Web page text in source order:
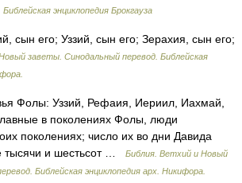
Библейская энциклопедия Брокгауза
сын его; Уззий, сын его; Зерахия, сын его;
заветы. Синодальный перевод. Библейская
Фолы: Уззий, Рефаия, Иериил, Иахмай,
в поколениях Фолы, люди
поколениях; число их во дни Давида
тысячи и шестьсот …
Библия. Ветхий и Новый
Библейская энциклопедия арх. Никифора.